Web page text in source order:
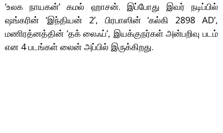
‘உலக நாயகன்’ கமல் ஹாசன். இப்போது இவர் நடிப்பில்
ஷங்கரின் ‘இந்தியன் 2’, பிரபாஸின் ‘கல்கி 2898 AD’,
மணிரத்னத்தின் ‘தக் லைஃப்’, இயக்குநர்கள் அன்பறிவு படம்
என 4 படங்கள் லைன் அப்பில் இருக்கிறது.